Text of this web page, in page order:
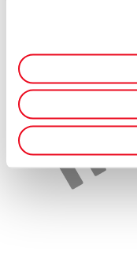
Apply for this job